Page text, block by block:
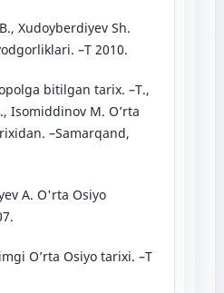
Xudoyberdiyev Sh.
–T 2010.
bitilgan tarix. –T.,
Isomiddinov M. O’rta
–Samarqand,
A. O'rta Osiyo
O’rta Osiyo tarixi. –T